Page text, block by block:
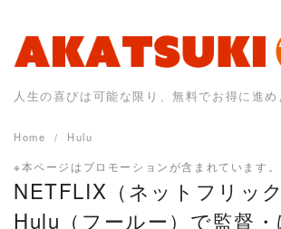
content
人生の喜びは可能な限り、無料でお得に進め
Home Hulu
※本ページはプロモーションが含まれています。
NETFLIX（ネットフリック
Hulu（フールー）で監督・